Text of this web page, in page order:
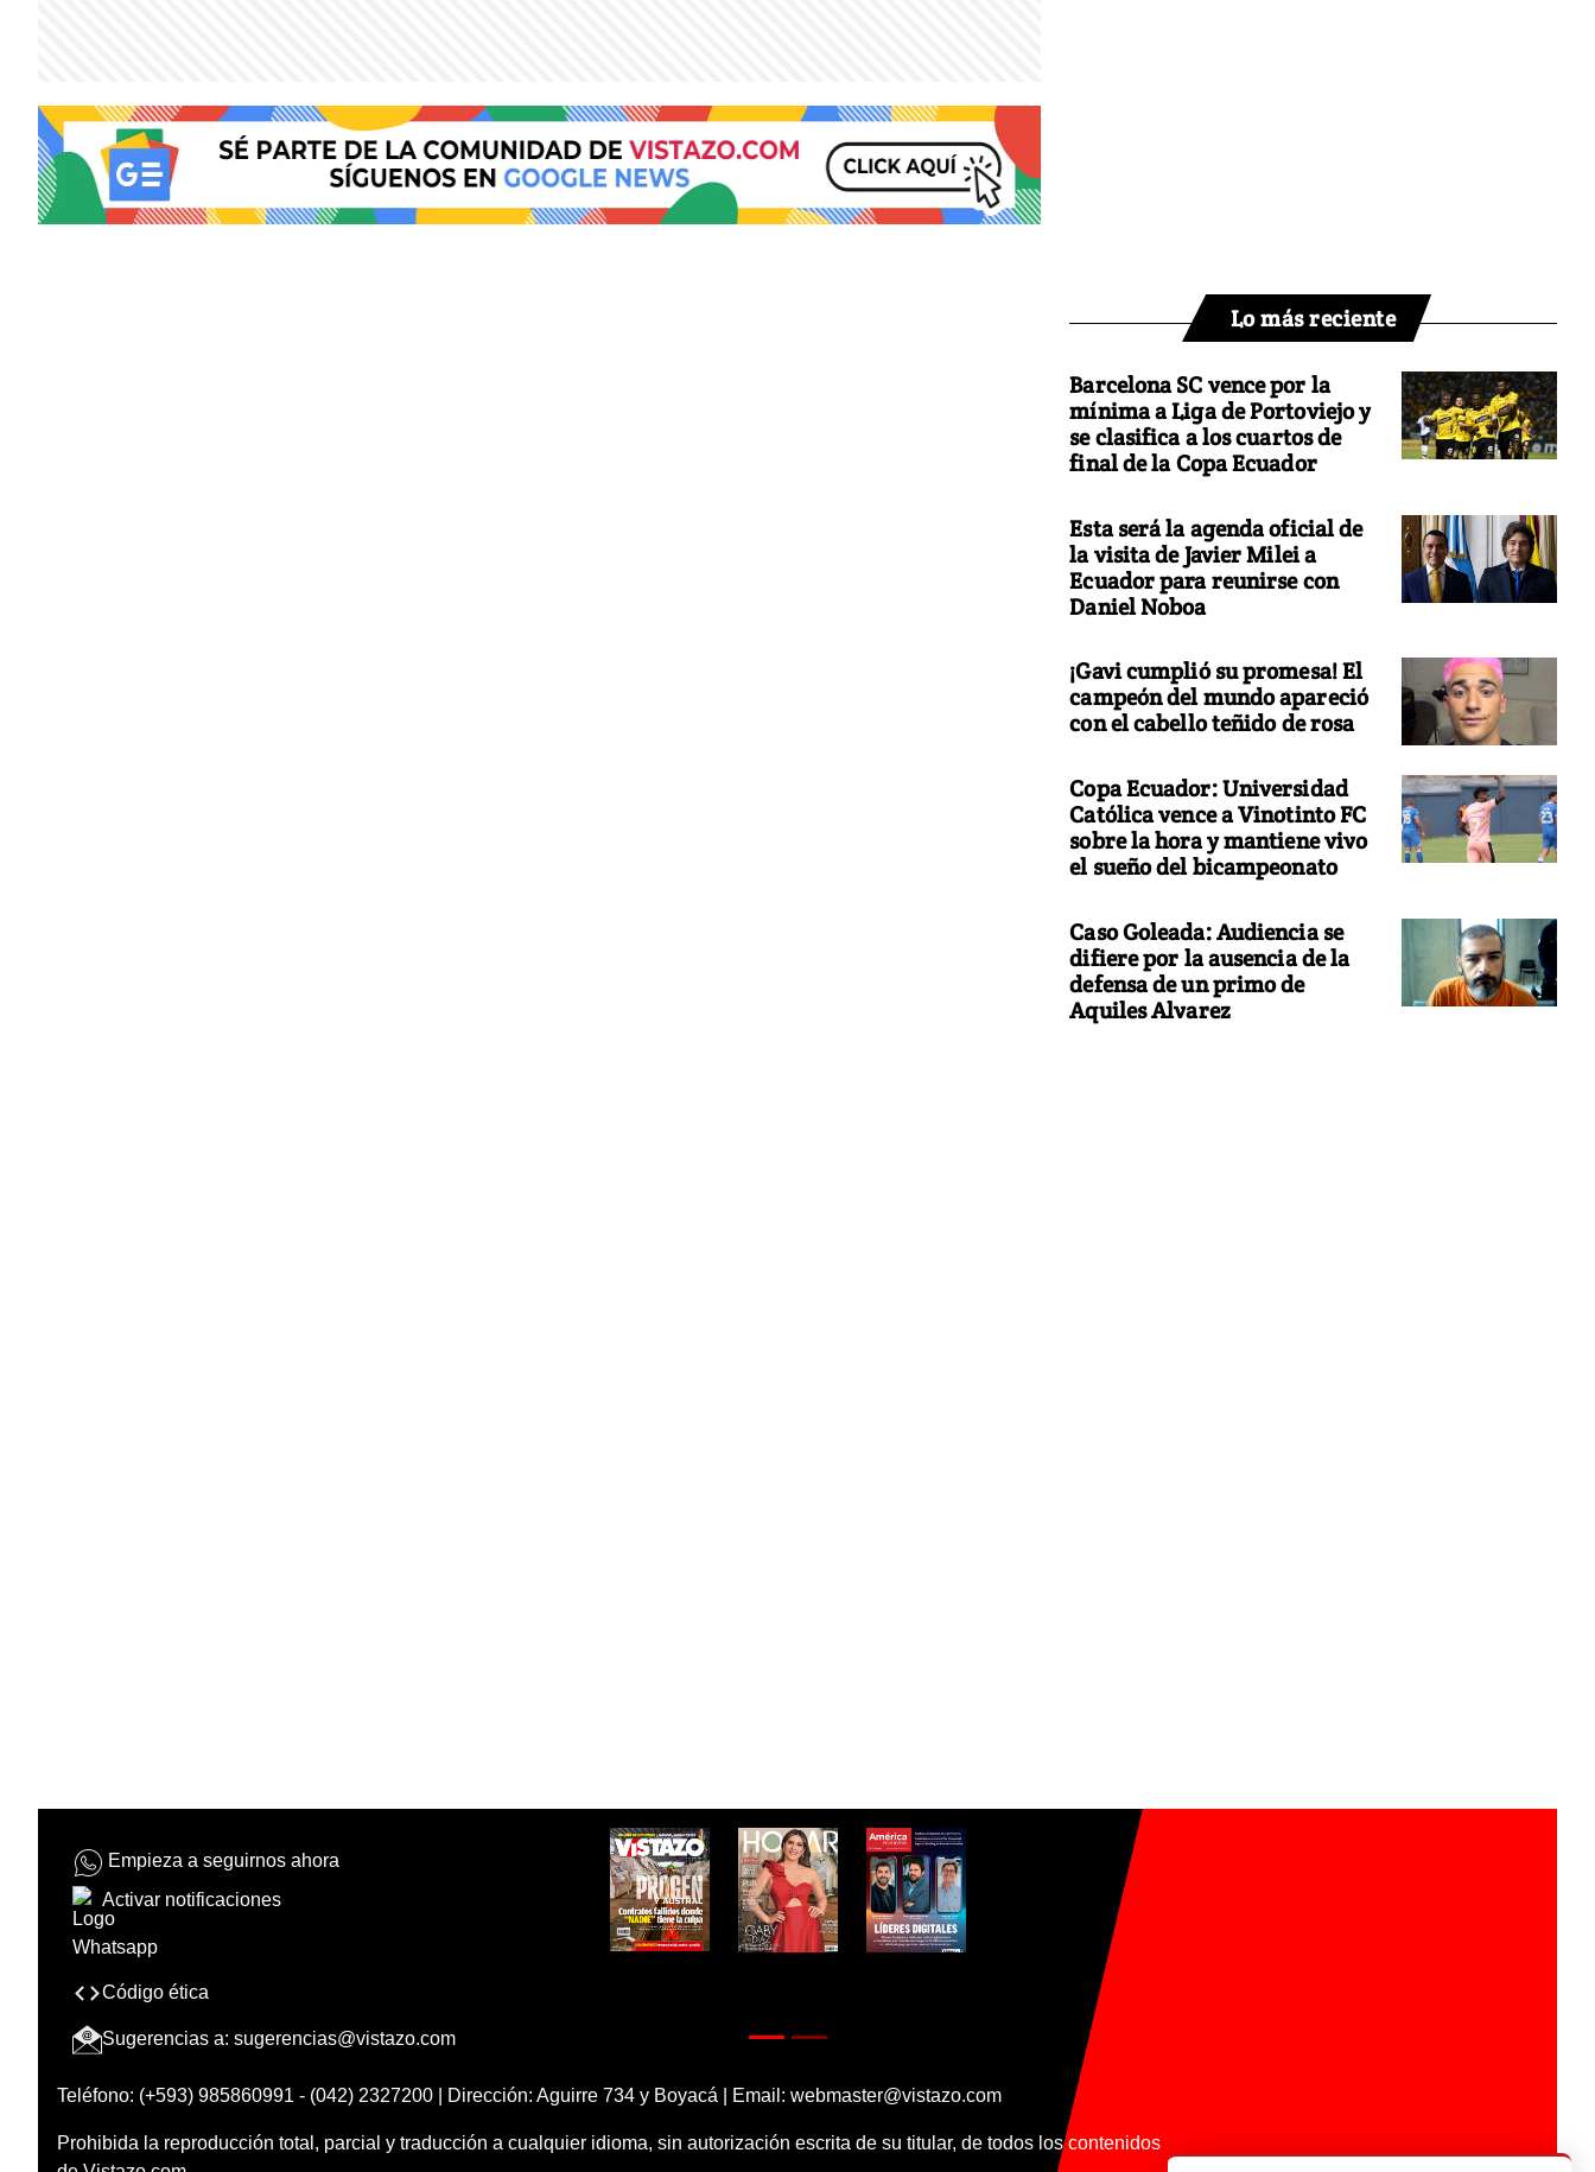
Lo más reciente
Barcelona SC vence por la
mínima a Liga de Portoviejo y
se clasifica a los cuartos de
final de la Copa Ecuador
Esta será la agenda oficial de
la visita de Javier Milei a
Ecuador para reunirse con
Daniel Noboa
¡Gavi cumplió su promesa! El
campeón del mundo apareció
con el cabello teñido de rosa
Copa Ecuador: Universidad
Católica vence a Vinotinto FC
sobre la hora y mantiene vivo
el sueño del bicampeonato
Caso Goleada: Audiencia se
difiere por la ausencia de la
defensa de un primo de
Aquiles Alvarez
Empieza a seguirnos ahora
Activar notificaciones
Código ética
Sugerencias a: sugerencias@vistazo.com
Teléfono: (+593) 985860991 - (042) 2327200 | Dirección: Aguirre 734 y Boyacá | Email: webmaster@vistazo.com
Prohibida la reproducción total, parcial y traducción a cualquier idioma, sin autorización escrita de su titular, de todos los contenidos